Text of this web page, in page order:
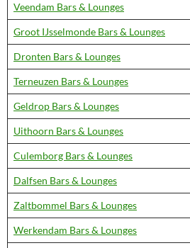
Veendam Bars & Lounges
Groot IJsselmonde Bars & Lounges
Dronten Bars & Lounges
Terneuzen Bars & Lounges
Geldrop Bars & Lounges
Uithoorn Bars & Lounges
Culemborg Bars & Lounges
Dalfsen Bars & Lounges
Zaltbommel Bars & Lounges
Werkendam Bars & Lounges